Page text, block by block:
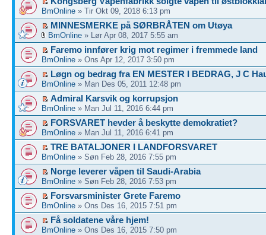
BmOnline » Tir Okt 09, 2018 6:13 pm
MINNESMERKE på SØRBRÅTEN om Utøya
BmOnline » Lør Apr 08, 2017 5:55 am
Faremo innfører krig mot regimer i fremmede land
BmOnline » Ons Apr 12, 2017 3:50 pm
Løgn og bedrag fra EN MESTER I BEDRAG, J C
BmOnline » Man Des 05, 2011 12:48 pm
Admiral Karsvik og korrupsjon
BmOnline » Man Jul 11, 2016 6:44 pm
FORSVARET hevder å beskytte demokratiet?
BmOnline » Man Jul 11, 2016 6:41 pm
TRE BATALJONER I LANDFORSVARET
BmOnline » Søn Feb 28, 2016 7:55 pm
Norge leverer våpen til Saudi-Arabia
BmOnline » Søn Feb 28, 2016 7:53 pm
Forsvarsminister Grete Faremo
BmOnline » Ons Des 16, 2015 7:51 pm
Få soldatene våre hjem!
BmOnline » Ons Des 16, 2015 7:50 pm